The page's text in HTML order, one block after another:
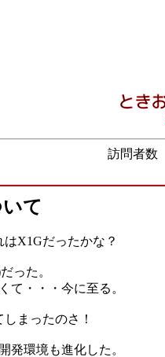
訪問者数
て
X1Gだったかな？
った。
て・・・今に至る。
まったのさ！
発環境も進化した。